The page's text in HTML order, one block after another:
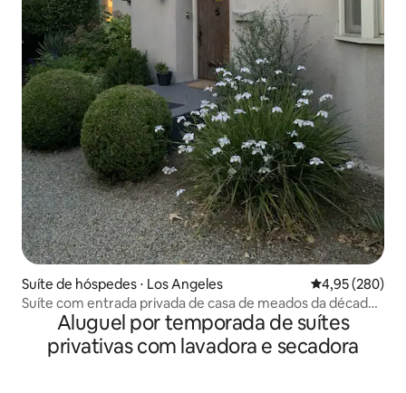
Suíte de hóspedes ⋅ Los Angeles 4,95 de uma
4,95 (280)
Suíte com entrada privada de casa de meados da década
de 1920Aluguel por temporada de suítes
privativas com lavadora e secadora